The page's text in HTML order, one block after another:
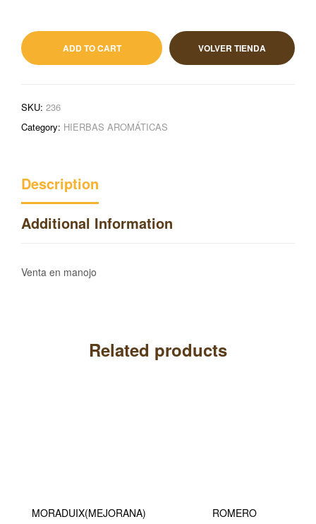
ADD TO CART VOLVER TIENDA
SKU: 236
Category: HIERBAS AROMÁTICAS
Description
Additional Information
Venta en manojo
Related products
MORADUIX(MEJORANA) ROMERO